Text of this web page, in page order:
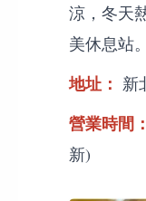
涼，冬天
美休息站。
地址： 新
營業時間：
新)